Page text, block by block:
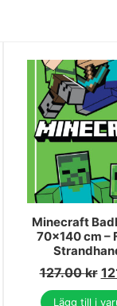
Minecraft
70x140 cm –
127.00kr
Lägg till i